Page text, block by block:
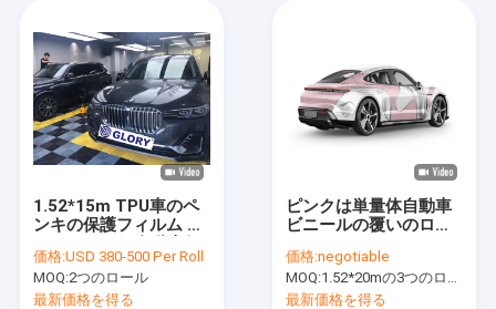
1.52*15m TPU車のペ
ンキの保護フィルム ロ
護フィルム
価格:USD 380-500 Per Roll
MOQ:2つのロール
最新価格を得る
ピンクは単量体自動車
ビニールの覆いのロー
承認を並べる
価格:negotiable
MOQ:1.52*20mの3つのロールを意味する1.52*60m、
最新価格を得る